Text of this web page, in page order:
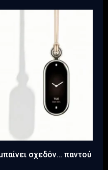
σχεδόν… παντού